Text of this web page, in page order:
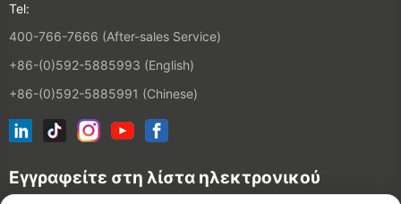
Tel:
400-766-7666 (After-sales Service)
+86-(0)592-5885993 (English)
+86-(0)592-5885991 (Chinese)
Εγγραφείτε στη λίστα ηλεκτρονικού